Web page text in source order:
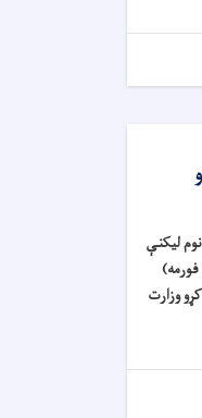
ليکنې
وزارت